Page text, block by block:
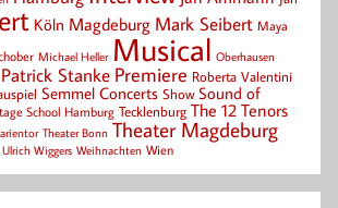
Köln Magdeburg Mark Seibert Maya
Michael Heller Musical Oberhausen
Patrick Stanke Premiere Roberta Valentini
Semmel Concerts Show Sound of
School Hamburg Tecklenburg The 12 Tenors
Theater Bonn Theater Magdeburg
Ulrich Wiggers Weihnachten Wien